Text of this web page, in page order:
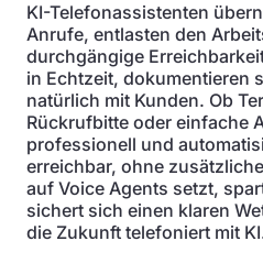
KI-Telefonassistenten
Anrufe, entlasten den
durchgängige
in Echtzeit, dokumentieren
natürlich mit Kunden. Ob
Rückrufbitte oder einfache
professionell und
erreichbar, ohne
auf Voice Agents setzt,
sichert sich einen klaren
die Zukunft telefoniert mit